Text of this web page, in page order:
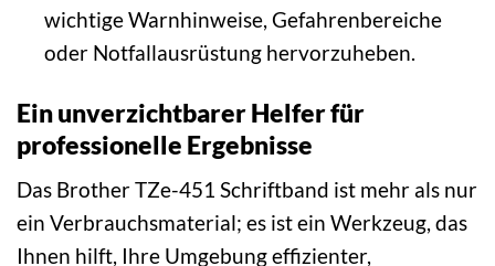
wichtige Warnhinweise, Gefahrenbereiche
oder Notfallausrüstung hervorzuheben.
Ein unverzichtbarer Helfer für
professionelle Ergebnisse
Das Brother TZe-451 Schriftband ist mehr als nur
ein Verbrauchsmaterial; es ist ein Werkzeug, das
Ihnen hilft, Ihre Umgebung effizienter,